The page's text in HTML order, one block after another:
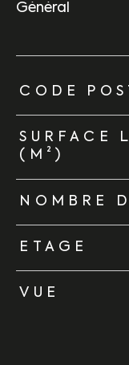
général
CODE
SURFACE
(M²)
NOMBRE
ETAGE
VUE